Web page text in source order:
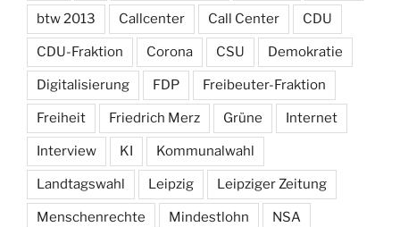
btw 2013 Callcenter Call Center CDU
CDU-Fraktion Corona CSU Demokratie
Digitalisierung FDP Freibeuter-Fraktion
Freiheit Friedrich Merz Grüne Internet
Interview KI Kommunalwahl
Landtagswahl Leipzig Leipziger Zeitung
Menschenrechte Mindestlohn NSA